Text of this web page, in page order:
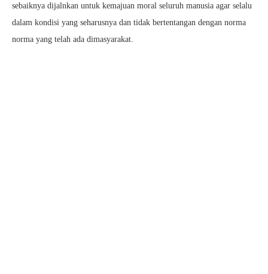
sebaiknya dijalnkan untuk kemajuan moral seluruh manusia agar selalu
dalam kondisi yang seharusnya dan tidak bertentangan dengan norma
norma yang telah ada dimasyarakat.